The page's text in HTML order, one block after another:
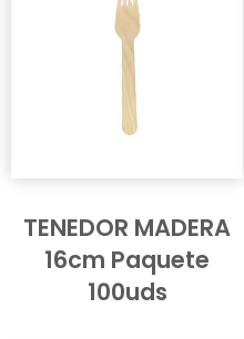
TENEDOR MADERA
16cm Paquete
100uds